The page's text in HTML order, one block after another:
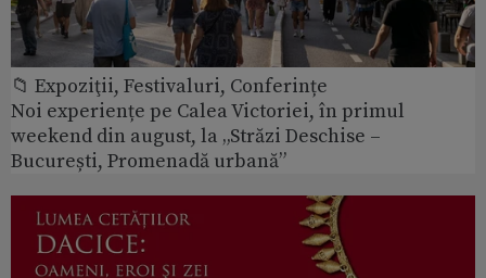
📁 Expoziţii, Festivaluri, Conferințe
Noi experiențe pe Calea Victoriei, în primul
weekend din august, la „Străzi Deschise –
București, Promenadă urbană”